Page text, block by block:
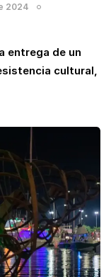
2024
entrega de un
cultural,